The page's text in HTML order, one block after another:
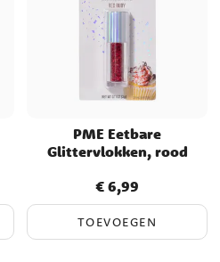
PME Eetbare
Glittervlokken, rood
Prijs:€ 6,99
€ 6,99
TOEVOEGEN